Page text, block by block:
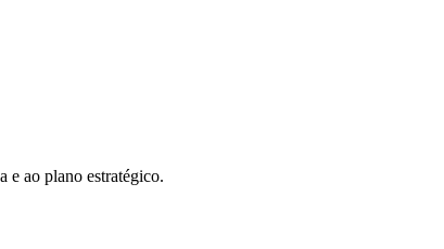
e ao plano estratégico.